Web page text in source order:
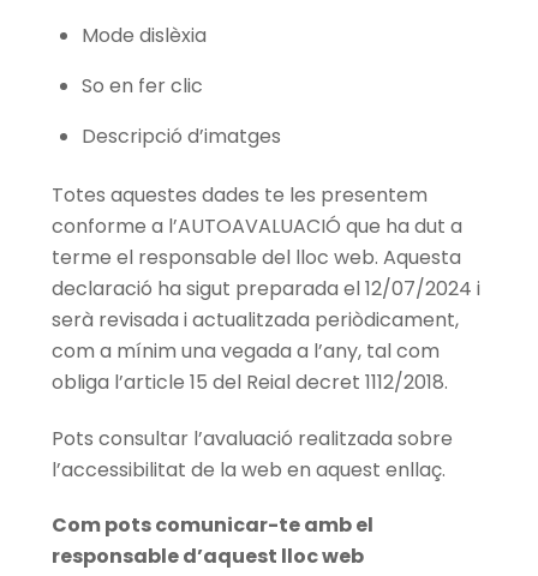
Mode dislèxia
So en fer clic
Descripció d’imatges
Totes aquestes dades te les presentem
conforme a l’AUTOAVALUACIÓ que ha dut a
terme el responsable del lloc web. Aquesta
declaració ha sigut preparada el 12/07/2024 i
serà revisada i actualitzada periòdicament,
com a mínim una vegada a l’any, tal com
obliga l’article 15 del Reial decret 1112/2018.
Pots consultar l’avaluació realitzada sobre
l’accessibilitat de la web en aquest enllaç.
Com pots comunicar-te amb el
responsable d’aquest lloc web